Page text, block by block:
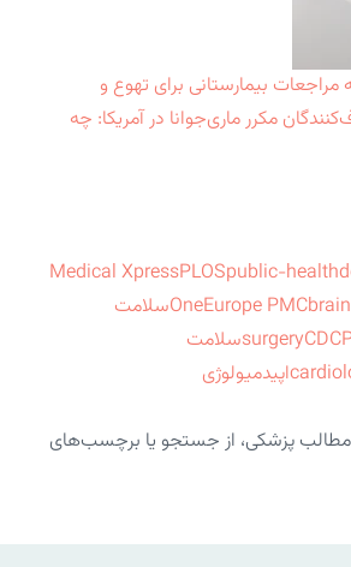
مراجعات بیمارستانی برای تهوع و
مکرر ماری‌جوانا در آمریکا: چه
Medical XpressPLOSpublic-health
OneEurope PMCbrain
سلامت
surgeryCDC
سلامت
اپیدمیولوژی
مطالب پزشکی، از جستجو یا برچسب‌های